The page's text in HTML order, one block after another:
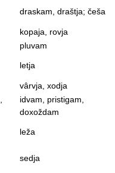
draskam, draštja; češa
kopaja, rovja
pluvam
letja
vârvja, xodja
idvam, pristigam,
doxoždam
leža
sedja